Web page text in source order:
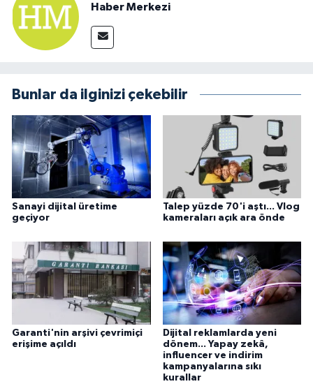
Haber Merkezi
Bunlar da ilginizi çekebilir
Sanayi dijital üretime
geçiyor
Talep yüzde 70'i aştı... Vlog
kameraları açık ara önde
Garanti'nin arşivi çevrimiçi
erişime açıldı
Dijital reklamlarda yeni
dönem... Yapay zekâ,
influencer ve indirim
kampanyalarına sıkı
kurallar